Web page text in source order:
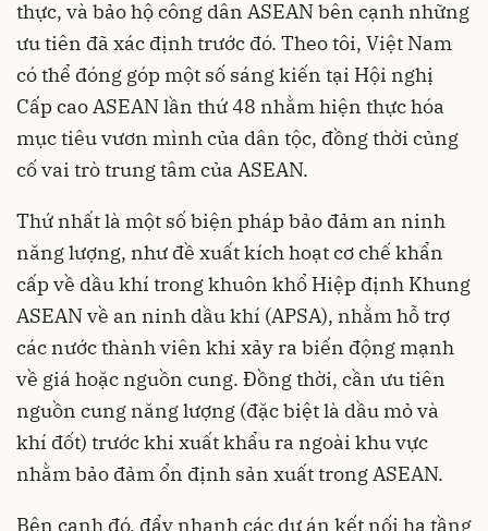
thực, và bảo hộ công dân ASEAN bên cạnh những
ưu tiên đã xác định trước đó. Theo tôi, Việt Nam
có thể đóng góp một số sáng kiến tại Hội nghị
Cấp cao ASEAN lần thứ 48 nhằm hiện thực hóa
mục tiêu vươn mình của dân tộc, đồng thời củng
cố vai trò trung tâm của ASEAN.
Thứ nhất là một số biện pháp bảo đảm an ninh
năng lượng, như đề xuất kích hoạt cơ chế khẩn
cấp về dầu khí trong khuôn khổ Hiệp định Khung
ASEAN về an ninh dầu khí (APSA), nhằm hỗ trợ
các nước thành viên khi xảy ra biến động mạnh
về giá hoặc nguồn cung. Đồng thời, cần ưu tiên
nguồn cung năng lượng (đặc biệt là dầu mỏ và
khí đốt) trước khi xuất khẩu ra ngoài khu vực
nhằm bảo đảm ổn định sản xuất trong ASEAN.
Bên cạnh đó, đẩy nhanh các dự án kết nối hạ tầng